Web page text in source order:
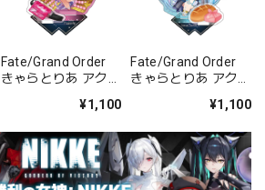
Fate/Grand Order
きゃらとりあ アクリ
ー/パッションリッ
¥1,100
Fate/Grand Order
きゃらとりあ アクリ
ー/ラーヴァ/ティア
¥1,100